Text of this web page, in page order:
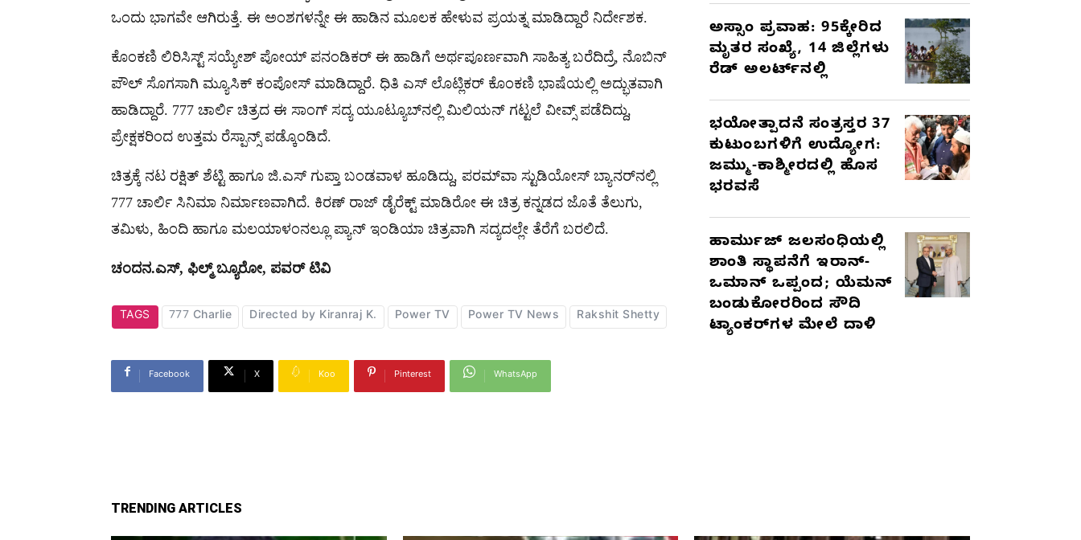
ಒಂದು ಭಾಗವೇ ಆಗಿರುತ್ತೆ. ಈ ಅಂಶಗಳನ್ನೇ ಈ ಹಾಡಿನ ಮೂಲಕ ಹೇಳುವ ಪ್ರಯತ್ನ ಮಾಡಿದ್ದಾರೆ ನಿರ್ದೇಶಕ.
ಕೊಂಕಣಿ ಲಿರಿಸಿಸ್ಟ್​ ಸಯ್ಯೇಶ್ ಪೋಯ್ ಪನಂಡಿಕರ್​ ಈ ಹಾಡಿಗೆ ಅರ್ಥಪೂರ್ಣವಾಗಿ ಸಾಹಿತ್ಯ ಬರೆದಿದ್ರೆ, ನೊಬಿನ್
ಪೌಲ್ ಸೊಗಸಾಗಿ ಮ್ಯೂಸಿಕ್ ಕಂಪೋಸ್ ಮಾಡಿದ್ದಾರೆ. ಧಿತಿ ಎಸ್ ಲೊಟ್ಲಿಕರ್ ಕೊಂಕಣಿ ಭಾಷೆಯಲ್ಲಿ ಅದ್ಭುತವಾಗಿ
ಹಾಡಿದ್ದಾರೆ. 777 ಚಾರ್ಲಿ ಚಿತ್ರದ ಈ ಸಾಂಗ್​ ಸದ್ಯ ಯೂಟ್ಯೂಬ್​ನಲ್ಲಿ ಮಿಲಿಯನ್ ಗಟ್ಟಲೆ ವೀವ್ಸ್ ಪಡೆದಿದ್ದು,
ಪ್ರೇಕ್ಷಕರಿಂದ ಉತ್ತಮ ರೆಸ್ಪಾನ್ಸ್ ಪಡ್ಕೊಂಡಿದೆ.
ಚಿತ್ರಕ್ಕೆ ನಟ ರಕ್ಷಿತ್ ಶೆಟ್ಟಿ ಹಾಗೂ ಜಿ.ಎಸ್​ ಗುಪ್ತಾ ಬಂಡವಾಳ ಹೂಡಿದ್ದು, ಪರಮ್​ವಾ ಸ್ಟುಡಿಯೋಸ್​ ಬ್ಯಾನರ್​ನಲ್ಲಿ
777 ಚಾರ್ಲಿ ಸಿನಿಮಾ ನಿರ್ಮಾಣವಾಗಿದೆ. ಕಿರಣ್ ರಾಜ್ ಡೈರೆಕ್ಟ್ ಮಾಡಿರೋ ಈ ಚಿತ್ರ ಕನ್ನಡದ ಜೊತೆ ತೆಲುಗು,
ತಮಿಳು, ಹಿಂದಿ ಹಾಗೂ ಮಲಯಾಳಂನಲ್ಲೂ ಪ್ಯಾನ್ ಇಂಡಿಯಾ ಚಿತ್ರವಾಗಿ ಸದ್ಯದಲ್ಲೇ ತೆರೆಗೆ ಬರಲಿದೆ.
ಚಂದನ.ಎಸ್​, ಫಿಲ್ಮ್​ ಬ್ಯೂರೋ, ಪವರ್ ಟಿವಿ
TAGS 777 Charlie Directed by Kiranraj K. Power TV Power TV News Rakshit Shetty
Facebook X Koo Pinterest WhatsApp
ಅಸ್ಸಾಂ ಪ್ರವಾಹ: 95ಕ್ಕೇರಿದ
ಮೃತರ ಸಂಖ್ಯೆ, 14 ಜಿಲ್ಲೆಗಳು
ರೆಡ್ ಅಲರ್ಟ್‌ನಲ್ಲಿ
ಭಯೋತ್ಪಾದನೆ ಸಂತ್ರಸ್ತರ 37
ಕುಟುಂಬಗಳಿಗೆ ಉದ್ಯೋಗ:
ಜಮ್ಮು-ಕಾಶ್ಮೀರದಲ್ಲಿ ಹೊಸ
ಭರವಸೆ
ಹಾರ್ಮುಜ್ ಜಲಸಂಧಿಯಲ್ಲಿ
ಶಾಂತಿ ಸ್ಥಾಪನೆಗೆ ಇರಾನ್-
ಒಮಾನ್ ಒಪ್ಪಂದ; ಯೆಮನ್
ಬಂಡುಕೋರರಿಂದ ಸೌದಿ
ಟ್ಯಾಂಕರ್‌ಗಳ ಮೇಲೆ ದಾಳಿ
TRENDING ARTICLES